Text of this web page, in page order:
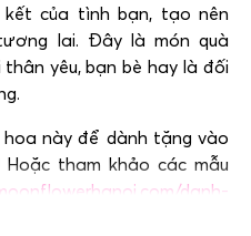
của tình bạn, tạo nên
lai. Đây là món quà
yêu, bạn bè hay là đối
này để dành tặng vào
tham khảo các mẫu
danh-